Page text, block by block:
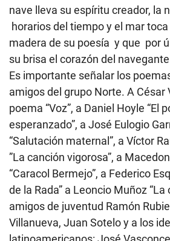
nave lleva su espíritu creador, la
horarios del tiempo y el mar
madera de su poesía y que por
su brisa el corazón del
Es importante señalar los
amigos del grupo Norte. A César
poema “Voz”, a Daniel Hoyle “El
esperanzado”, a José Eulogio
“Salutación maternal”, a Víctor
”La canción vigorosa”, a
“Caracol Bermejo”, a Federico
de la Rada” a Leoncio Muñoz “La
amigos de juventud Ramón
Villanueva, Juan Sotelo y a los